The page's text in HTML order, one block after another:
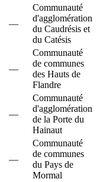
—
Communauté
d'agglomération
du Caudrésis et
du Catésis
—
Communauté
de communes
des Hauts de
Flandre
—
Communauté
d'agglomération
de la Porte du
Hainaut
—
Communauté
de communes
du Pays de
Mormal